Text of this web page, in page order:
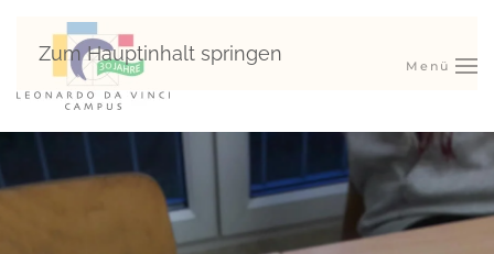
Zum Hauptinhalt springen
Menü